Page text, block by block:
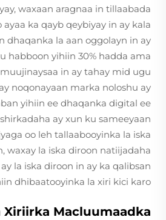
waxaan aragnaa in tillaabada
ayaa ka qayb qeybiyay in ay kala
dhaqanka la aan oggolayn in ay
habboon yihiin 30% hadda ama
in ay tahay mid ugu
noqonayaan marka noloshu ay
yihiin ee dhaqanka digital ee
ay xun ku sameeyaan
oo leh tallaabooyinka la iska
waxay la iska diroon natiijadaha
la iska diroon in ay ka qalibsan
dhibaatooyinka la xiri kici karo.
Xiriirka Macluumaadka